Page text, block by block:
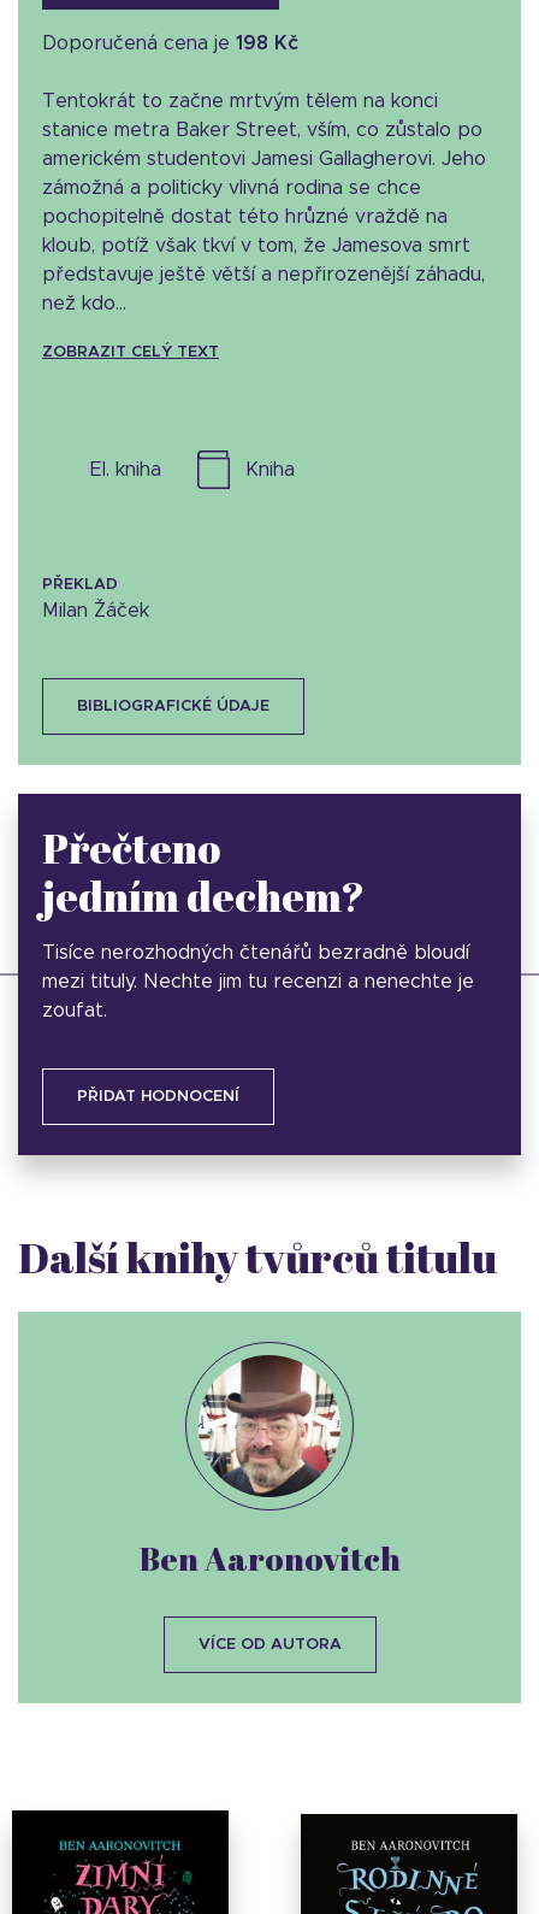
Doporučená cena je 198 Kč
Tentokrát to začne mrtvým tělem na konci
stanice metra Baker Street, vším, co zůstalo po
americkém studentovi Jamesi Gallagherovi. Jeho
zámožná a politicky vlivná rodina se chce
pochopitelně dostat této hrůzné vraždě na
kloub, potíž však tkví v tom, že Jamesova smrt
představuje ještě větší a nepřirozenější záhadu,
než kdo...
ZOBRAZIT CELÝ TEXT
el. kniha kniha
PŘEKLAD
Milan Žáček
BIBLIOGRAFICKÉ ÚDAJE
Přečteno
jedním dechem?
Tisíce nerozhodných čtenářů bezradně bloudí
mezi tituly. Nechte jim tu recenzi a nenechte je
zoufat.
PŘIDAT HODNOCENÍ
Další knihy tvůrců titulu
Ben Aaronovitch
VÍCE OD AUTORA